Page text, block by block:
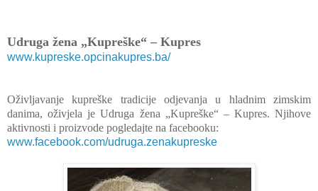
Udruga žena „Kupreške“ – Kupres
www.kupreske.opcinakupres.ba/
Oživljavanje kupreške tradicije odjevanja u hladnim zimskim
danima, oživjela je Udruga žena „Kupreške“ – Kupres. Njihove
aktivnosti i proizvode pogledajte na facebooku:
www.facebook.com/udruga.zenakupreske